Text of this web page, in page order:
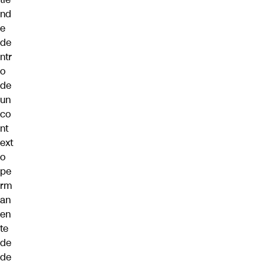
nd
e
de
ntr
o
de
un
co
nt
ext
o
pe
rm
an
en
te
de
de